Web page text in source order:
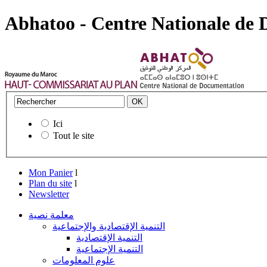
Abhatoo - Centre Nationale de
Ici
Tout le site
Mon Panier l
Plan du site l
Newsletter
معلمة نصية
التنمية الإقتصادية والإجتماعية
التنمية الإقتصادية
التنمية الإجتماعية
علوم المعلومات